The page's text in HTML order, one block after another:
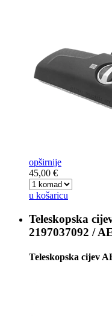
opširnije
45,00 €
u košaricu
Teleskopska
2197037092 /
Teleskopska cijev